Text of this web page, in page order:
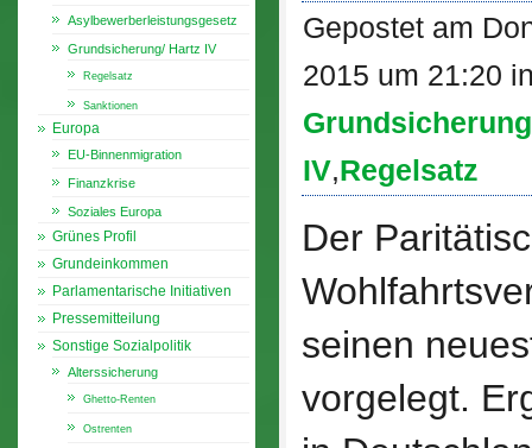
Asylbewerberleistungsgesetz
Grundsicherung/ Hartz IV
Regelsatz
Sanktionen
Europa
EU-Binnenmigration
Finanzkrise
Soziales Europa
Grünes Profil
Grundeinkommen
Parlamentarische Initiativen
Pressemitteilung
Sonstige Sozialpolitik
Alterssicherung
Ghetto-Renten
Ostrenten
Gepostet am
2015 um 21:20
Grundsicherung
IV,Regelsatz
Der
seinen
vorgelegt.